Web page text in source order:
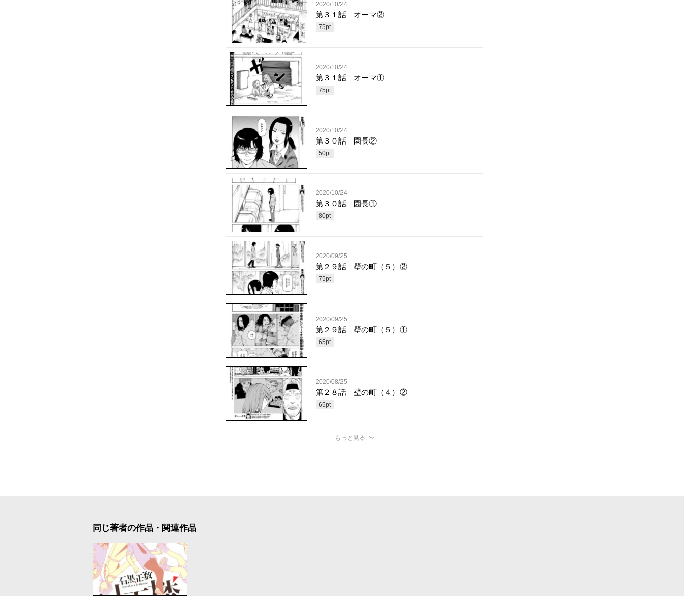
2020/10/24
第３１話 オーマ②
75pt
2020/10/24
第３１話 オーマ①
75pt
2020/10/24
第３０話 園長②
50pt
2020/10/24
第３０話 園長①
80pt
2020/09/25
第２９話 壁の町（５）②
75pt
2020/09/25
第２９話 壁の町（５）①
65pt
2020/08/25
第２８話 壁の町（４）②
65pt
もっと見る
同じ著者の作品・関連作品